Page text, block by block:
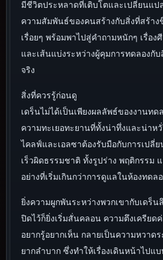
มีชีวิตประหลาดที่เติบโตและเปลี่ยนแป
ความสัมพันธ์ของคนสร้างกับสิ่งที่สร้า
เรื่อยๆ พร้อมพาไปสู่คำถามหนักๆ เรื่อ
และเส้นแบ่งระหว่างผู้คุมการทดลองกั
จริง
สิ่งที่ควรรู้ก่อนดู
เดร็นไม่ได้เป็นเพียงผลลัพธ์ของงานท
ความทะเยอทะยานที่ทั้งน่าทึ่งและน่าห
ไคลฟ์และเอลซาต้องรับมือกับการเปลี่
เร็วผิดธรรมชาติ ทั้งรูปร่าง พฤติกรรม
อย่างที่เริ่มเกินกว่าการดูแลในห้องทดล
ยิ่งความผูกพันระหว่างพวกเขากับเดร็
ปิดไว้ก็ยิ่งเริ่มสั่นคลอน ความตึงเครียด
อยากรู้อยากเห็น กลายเป็นความหวาด
ยากลำบาก ซึ่งทำให้เรื่องเดินหน้าไปแ